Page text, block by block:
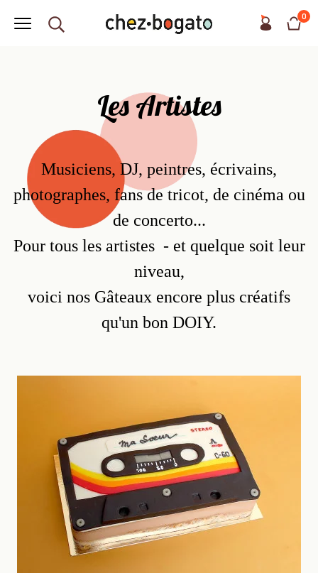
0
Les Artistes
Musiciens, DJ, peintres, écrivains,
photographes, fans de tricot, de cinéma ou
de concerto...
Pour tous les artistes - et quelque soit leur
niveau,
voici nos Gâteaux encore plus créatifs
qu'un bon DOIY.